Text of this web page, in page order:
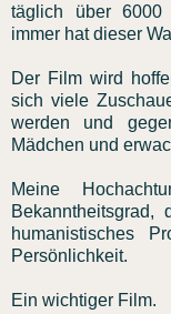
täglich über 6000
immer hat dieser
Der Film wird
sich viele
werden und
Mädchen und
Meine
humanistisches
Persönlichkeit.
Ein wichtiger Film.